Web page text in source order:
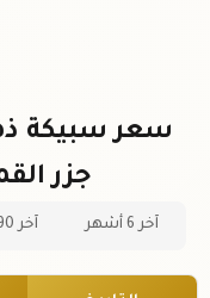
جزر
آخر 6 أشهر آخر 90 يوم